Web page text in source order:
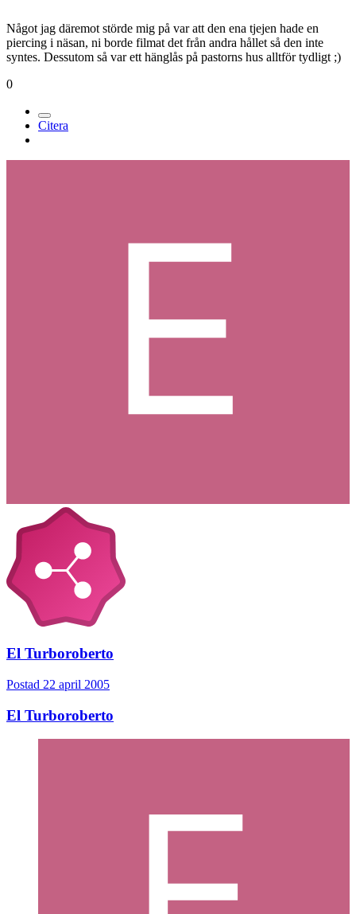
Något jag däremot störde mig på var att den ena tjejen hade en
piercing i näsan, ni borde filmat det från andra hållet så den inte
syntes. Dessutom så var ett hänglås på pastorns hus alltför tydligt ;)
0
Citera
El Turboroberto
Postad 22 april 2005
El Turboroberto